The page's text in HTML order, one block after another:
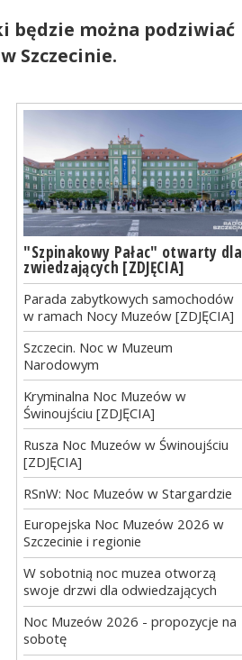
można podziwiać
Szczecinie.
"Szpinakowy Pałac" otwarty dla
zwiedzających [ZDJĘCIA]
Parada zabytkowych samochodów
w ramach Nocy Muzeów [ZDJĘCIA]
Szczecin. Noc w Muzeum
Narodowym
Kryminalna Noc Muzeów w
Świnoujściu [ZDJĘCIA]
Rusza Noc Muzeów w Świnoujściu
[ZDJĘCIA]
RSnW: Noc Muzeów w Stargardzie
Europejska Noc Muzeów 2026 w
Szczecinie i regionie
W sobotnią noc muzea otworzą
swoje drzwi dla odwiedzających
Noc Muzeów 2026 - propozycje na
sobotę